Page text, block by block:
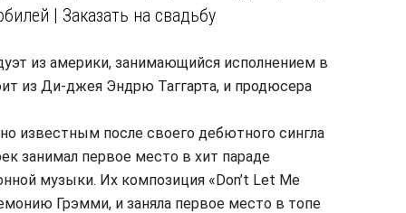
| Заказать на свадьбу
из америки, занимающийся исполнением в
из Ди-джея Эндрю Таггарта, и продюсера
известным после своего дебютного сингла
занимал первое место в хит параде
музыки. Их композиция «Don’t Let Me
Грэмми, и заняла первое место в топе